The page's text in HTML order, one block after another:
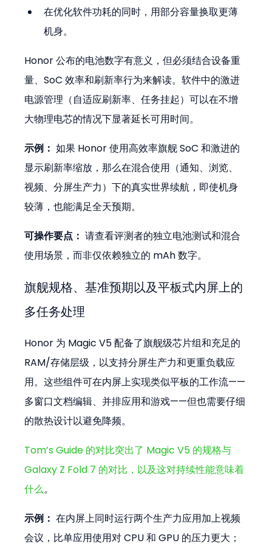
在优化软件功耗的同时，用部分容量换取更薄
机身。
Honor 公布的电池数字有意义，但必须结合设备重
量、SoC 效率和刷新率行为来解读。软件中的激进
电源管理（自适应刷新率、任务挂起）可以在不增
大物理电芯的情况下显著延长可用时间。
示例： 如果 Honor 使用高效率旗舰 SoC 和激进的
显示刷新率缩放，那么在混合使用（通知、浏览、
视频、分屏生产力）下的真实世界续航，即使机身
较薄，也能满足全天预期。
可操作要点： 请查看评测者的独立电池测试和混合
使用场景，而非仅依赖独立的 mAh 数字。
旗舰规格、基准预期以及平板式内屏上的
多任务处理
Honor 为 Magic V5 配备了旗舰级芯片组和充足的
RAM/存储层级，以支持分屏生产力和更重负载应
用。这些组件可在内屏上实现类似平板的工作流——
多窗口文档编辑、并排应用和游戏——但也需要仔细
的散热设计以避免降频。
Tom’s Guide 的对比突出了 Magic V5 的规格与
Galaxy Z Fold 7 的对比，以及这对持续性能意味着
什么。
示例： 在内屏上同时运行两个生产力应用加上视频
会议，比单应用使用对 CPU 和 GPU 的压力更大；